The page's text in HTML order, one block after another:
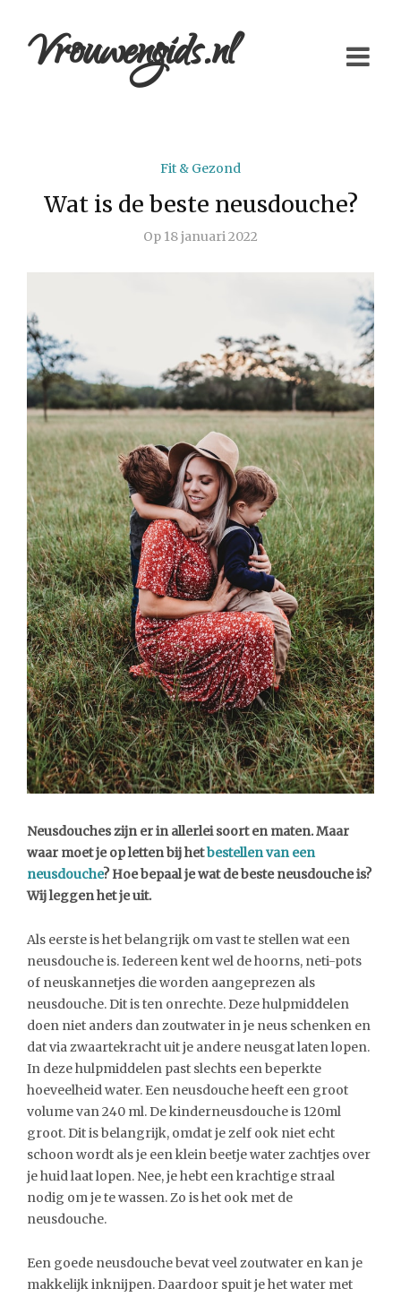
Vrouwengids.nl
Fit & Gezond
Wat is de beste neusdouche?
Op 18 januari 2022
Neusdouches zijn er in allerlei soort en maten. Maar
waar moet je op letten bij hetbestellen van een
neusdouche? Hoe bepaal je wat de beste neusdouche is?
Wij leggen het je uit.
Als eerste is het belangrijk om vast te stellen wat een
neusdouche is. Iedereen kent wel de hoorns, neti-pots
of neuskannetjes die worden aangeprezen als
neusdouche. Dit is ten onrechte. Deze hulpmiddelen
doen niet anders dan zoutwater in je neus schenken en
dat via zwaartekracht uit je andere neusgat laten lopen.
In deze hulpmiddelen past slechts een beperkte
hoeveelheid water. Een neusdouche heeft een groot
volume van 240 ml. De kinderneusdouche is 120ml
groot. Dit is belangrijk, omdat je zelf ook niet echt
schoon wordt als je een klein beetje water zachtjes over
je huid laat lopen. Nee, je hebt een krachtige straal
nodig om je te wassen. Zo is het ook met de
neusdouche.
Een goede neusdouche bevat veel zoutwater en kan je
makkelijk inknijpen. Daardoor spuit je het water met